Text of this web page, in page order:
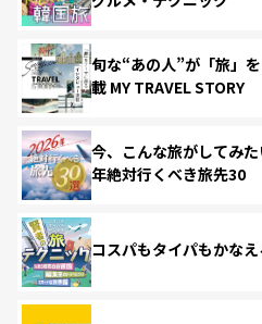
旬な“あの人”が「旅」
載 MY TRAVEL STORY
今、こんな旅がしてみ
年絶対行くべき旅先30
コスパもタイパもかな